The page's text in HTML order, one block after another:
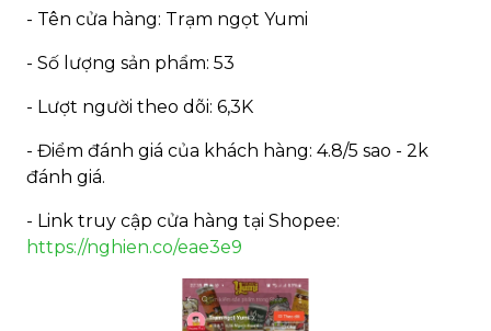
- Tên cửa hàng: Trạm ngọt Yumi
- Số lượng sản phẩm: 53
- Lượt người theo dõi: 6,3K
- Điểm đánh giá của khách hàng: 4.8/5 sao - 2k
đánh giá.
- Link truy cập cửa hàng tại Shopee:
https://nghien.co/eae3e9